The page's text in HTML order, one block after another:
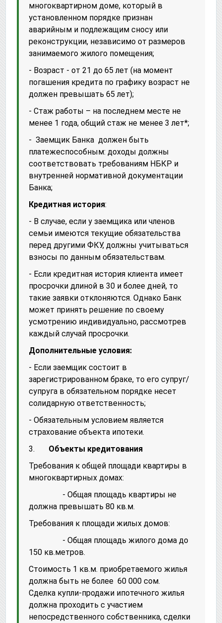
многоквартирном доме, который в
установленном порядке признан
аварийным и подлежащим сносу или
реконструкции, независимо от размеров
занимаемого жилого помещения;
- Возраст - от 21 до 65 лет (на момент
погашения кредита по графику возраст не
должен превышать 65 лет);
- Стаж работы – на последнем месте не
менее 1 года, общий стаж не менее 3 лет*;
- Заемщик Банка должен быть
платежеспособным: доходы должны
соответствовать требованиям НБКР и
внутренней нормативной документации
Банка;
Кредитная история:
- В случае, если у заемщика или членов
семьи имеются текущие обязательства
перед другими ФКУ, должны учитываться
взносы по данным обязательствам.
- Если кредитная история клиента имеет
просрочки длиной в 30 и более дней, то
такие заявки отклоняются. Однако Банк
может принять решение по своему
усмотрению индивидуально, рассмотрев
каждый случай просрочки.
Дополнительные условия:
- Если заемщик состоит в
зарегистрированном браке, то его супруг/
супруга в обязательном порядке несет
солидарную ответственность;
- Обязательным условием является
страхование объекта ипотеки.
3.
Объекты кредитования
Требования к общей площади квартиры в
многоквартирных домах:
- Общая площадь квартиры не
должна превышать 80 кв.м.
Требования к площади жилых домов:
- Общая площадь жилого дома до
150 кв.метров.
Стоимость 1 кв.м. приобретаемого жилья
должна быть не более 60 000 сом.
Сделка купли-продажи ипотечного жилья
должна проходить с участием
непосредственного собственника, сделки